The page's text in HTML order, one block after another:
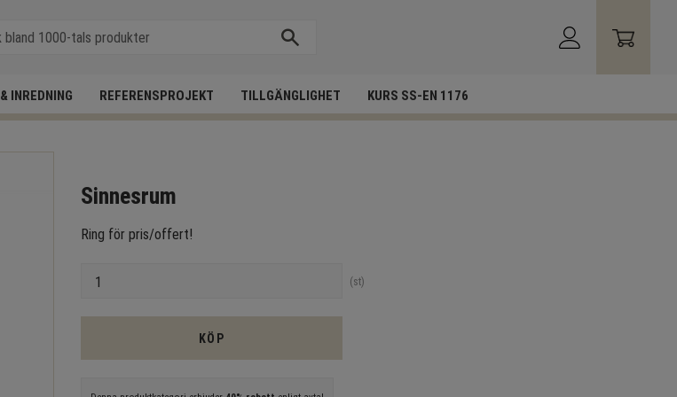
INREDNING REFERENSPROJEKT TILLGÄNGLIGHET KURS SS-EN 1176
Sinnesrum
Ring för pris/offert!
st
KÖP